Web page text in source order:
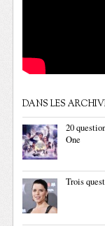
DANS LES
20
One
Trois